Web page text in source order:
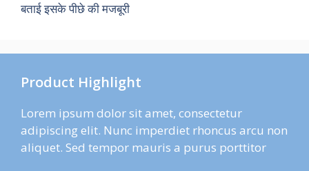
बताई इसके पीछे की मजबूरी
Product Highlight
Lorem ipsum dolor sit amet, consectetur
adipiscing elit. Nunc imperdiet rhoncus arcu non
aliquet. Sed tempor mauris a purus porttitor